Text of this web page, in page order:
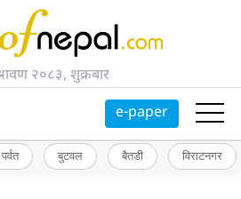
२०८३, शुक्रबार
e-paper
पर्वत बुटवल बैतडी विराटनगर